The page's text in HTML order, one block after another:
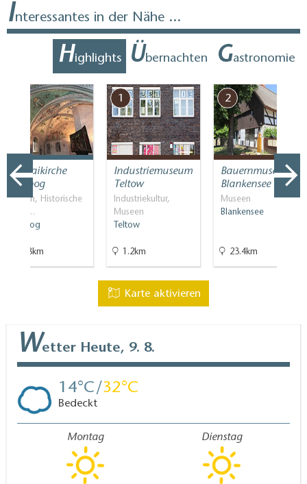
Interessantes in der Nähe ...
Highlights Übernachten Gastronomie
Nikolaikirche
Jüterbog
Kirchen, Historische
Baud…
Jüterbog
48.8km
1
Industriemuseum
Teltow
Industriekultur,
Museen
Teltow
1.2km
2
Bauernmuseum
Blankensee
Museen
Blankensee
23.4km
Karte aktivieren
Wetter Heute, 9. 8.
14 32
Bedeckt
Montag Dienstag